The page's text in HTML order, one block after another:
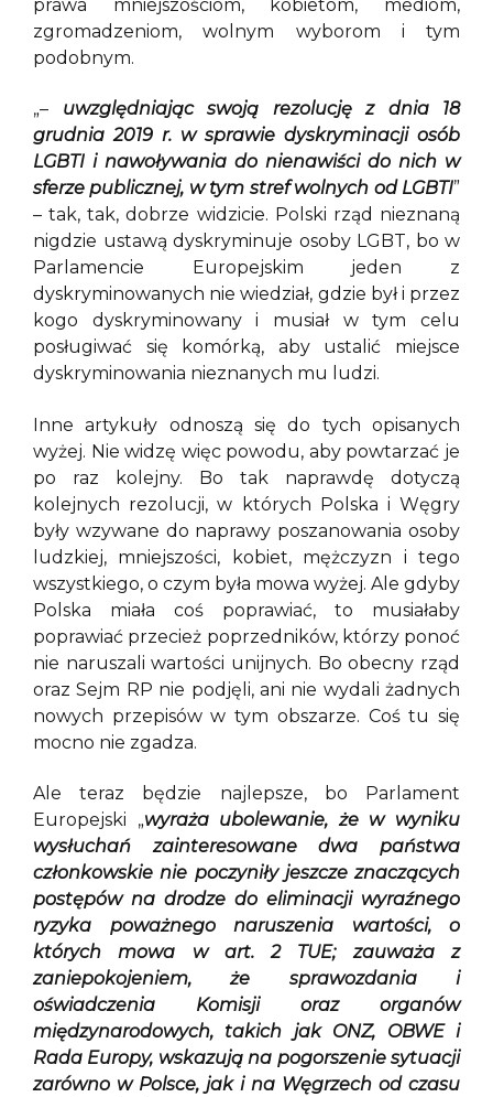
prawa mniejszościom, kobietom, mediom,
zgromadzeniom, wolnym wyborom i tym
podobnym.
„– uwzględniając swoją rezolucję z dnia 18
grudnia 2019 r. w sprawie dyskryminacji osób
LGBTI i nawoływania do nienawiści do nich w
sferze publicznej, w tym stref wolnych od LGBTI”
– tak, tak, dobrze widzicie. Polski rząd nieznaną
nigdzie ustawą dyskryminuje osoby LGBT, bo w
Parlamencie Europejskim jeden z
dyskryminowanych nie wiedział, gdzie był i przez
kogo dyskryminowany i musiał w tym celu
posługiwać się komórką, aby ustalić miejsce
dyskryminowania nieznanych mu ludzi.
Inne artykuły odnoszą się do tych opisanych
wyżej. Nie widzę więc powodu, aby powtarzać je
po raz kolejny. Bo tak naprawdę dotyczą
kolejnych rezolucji, w których Polska i Węgry
były wzywane do naprawy poszanowania osoby
ludzkiej, mniejszości, kobiet, mężczyzn i tego
wszystkiego, o czym była mowa wyżej. Ale gdyby
Polska miała coś poprawiać, to musiałaby
poprawiać przecież poprzedników, którzy ponoć
nie naruszali wartości unijnych. Bo obecny rząd
oraz Sejm RP nie podjęli, ani nie wydali żadnych
nowych przepisów w tym obszarze. Coś tu się
mocno nie zgadza.
Ale teraz będzie najlepsze, bo Parlament
Europejski „wyraża ubolewanie, że w wyniku
wysłuchań zainteresowane dwa państwa
członkowskie nie poczyniły jeszcze znaczących
postępów na drodze do eliminacji wyraźnego
ryzyka poważnego naruszenia wartości, o
których mowa w art. 2 TUE; zauważa z
zaniepokojeniem, że sprawozdania i
oświadczenia Komisji oraz organów
międzynarodowych, takich jak ONZ, OBWE i
Rada Europy, wskazują na pogorszenie sytuacji
zarówno w Polsce, jak i na Węgrzech od czasu